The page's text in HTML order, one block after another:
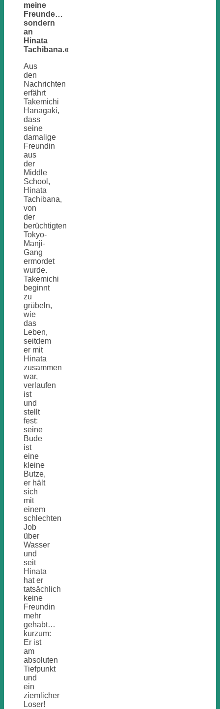
meine
Freunde…
sondern
an
Hinata
Tachibana.«
Aus
den
Nachrichten
erfährt
Takemichi
Hanagaki,
dass
seine
damalige
Freundin
aus
der
Middle
School,
Hinata
Tachibana,
von
der
berüchtigten
Tokyo-
Manji-
Gang
ermordet
wurde.
Takemichi
beginnt
zu
grübeln,
wie
das
Leben,
seitdem
er mit
Hinata
zusammen
war,
verlaufen
ist
und
stellt
fest:
seine
Bude
ist
eine
kleine
Butze,
er hält
sich
mit
einem
schlechten
Job
über
Wasser
und
seit
Hinata
hat er
tatsächlich
keine
Freundin
mehr
gehabt…
kurzum:
Er ist
am
absoluten
Tiefpunkt
und
ein
ziemlicher
Loser!